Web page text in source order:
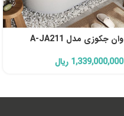
وان جکوزی مدل A-JA211
1,339,000,000 ریال